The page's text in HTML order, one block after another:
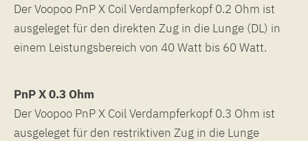
Der Voopoo PnP X Coil Verdampferkopf 0.2 Ohm ist
ausgeleget für den direkten Zug in die Lunge (DL) in
einem Leistungsbereich von 40 Watt bis 60 Watt.
PnP X 0.3 Ohm
Der Voopoo PnP X Coil Verdampferkopf 0.3 Ohm ist
ausgeleget für den restriktiven Zug in die Lunge